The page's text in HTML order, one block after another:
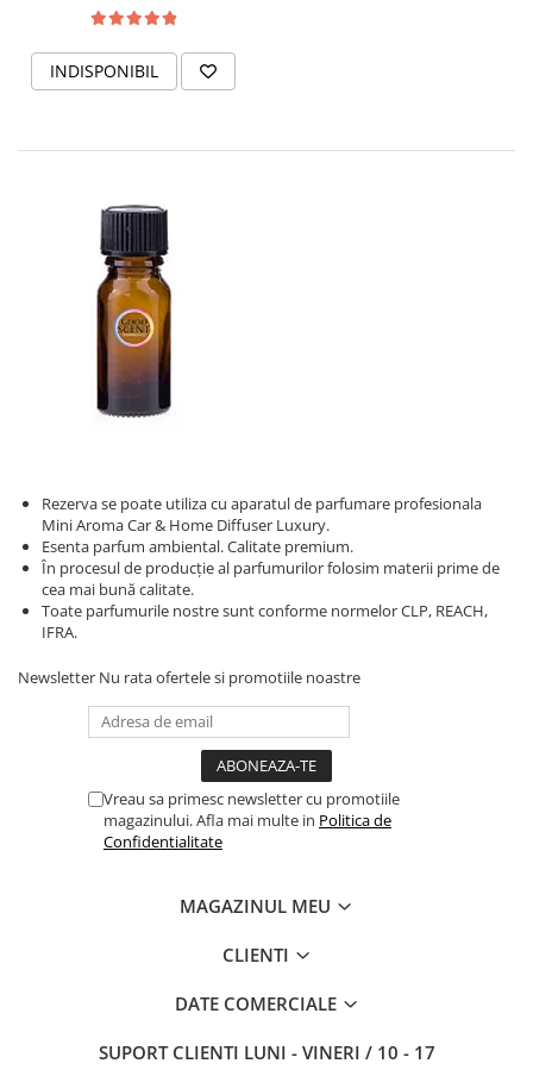
INDISPONIBIL
Rezerva se poate utiliza cu aparatul de parfumare profesionala
Mini Aroma Car & Home Diffuser Luxury.
Esenta parfum ambiental. Calitate premium.
În procesul de producție al parfumurilor folosim materii prime de
cea mai bună calitate.
Toate parfumurile nostre sunt conforme normelor CLP, REACH,
IFRA.
Newsletter Nu rata ofertele si promotiile noastre
Vreau sa primesc newsletter cu promotiile
magazinului. Afla mai multe in Politica de
Confidentialitate
MAGAZINUL MEU
CLIENTI
DATE COMERCIALE
SUPORT CLIENTI LUNI - VINERI / 10 - 17